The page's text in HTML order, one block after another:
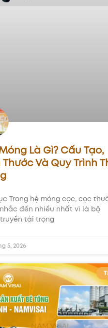
Là Gì? Cấu Tạo,
Thước Và Quy Trình
Trong hệ móng cọc, cọc
đến nhiều nhất vì là bộ
tải trọng
5, 2026